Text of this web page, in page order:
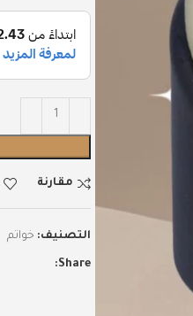
مقارنة
التصنيف: خواتم
Share: